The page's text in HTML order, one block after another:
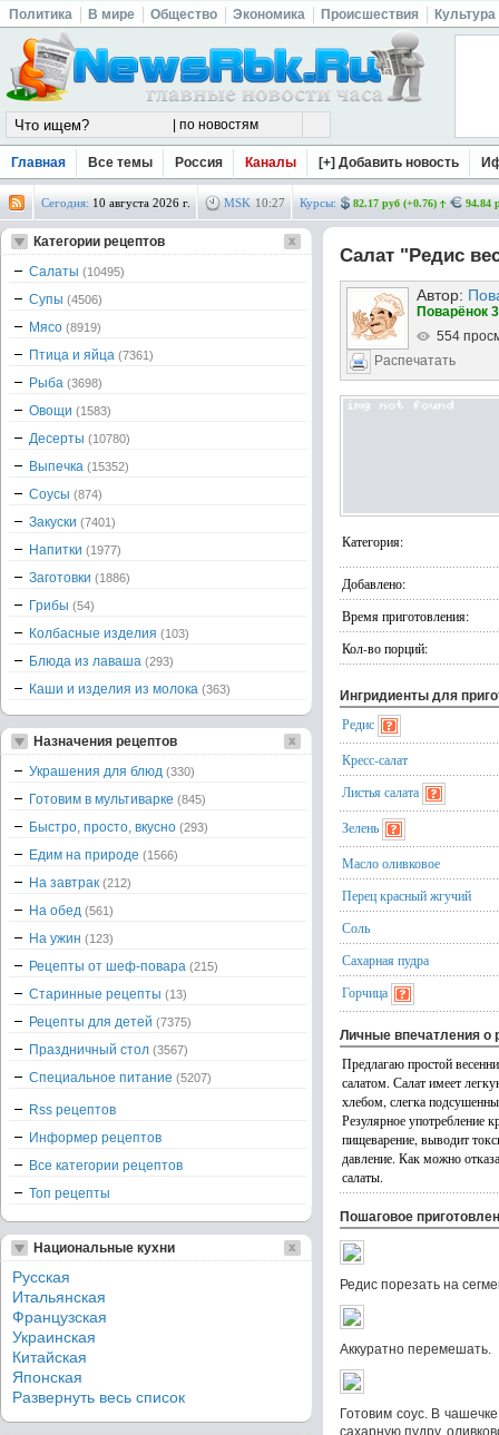
Политика В мире Общество Экономика Происшествия Культура
Главная Все темы Россия Каналы [+] Добавить новость
Сегодня: 10 августа 2026 г. MSK 10:27 Курсы: 82.17 руб (+0.76) 94.84
Салат "Редис
Автор:
Поварёнок
554
Распечатать
Категория:
Добавлено:
Время приготовления:
Кол-во порций:
Ингридиенты для
Редис
Кресс-салат
Листья салата
Зелень
Масло оливковое
Перец красный жгучий
Соль
Сахарная пудра
Горчица
Личные впечатления о
Предлагаю простой
салатом. Салат имеет
хлебом, слегка
Резулярное употребление
пищеварение, выводит
давление. Как можно
салаты.
Пошаговое
Редис порезать на
Аккуратно перемешать.
Готовим соус. В
сахарную пудру,
Категории рецептов
Салаты (10495)
Супы (4506)
Мясо (8919)
Птица и яйца (7361)
Рыба (3698)
Овощи (1583)
Десерты (10780)
Выпечка (15352)
Соусы (874)
Закуски (7401)
Напитки (1977)
Заготовки (1886)
Грибы (54)
Колбасные изделия (103)
Блюда из лаваша (293)
Каши и изделия из молока (363)
Назначения рецептов
Украшения для блюд (330)
Готовим в мультиварке (845)
Быстро, просто, вкусно (293)
Едим на природе (1566)
На завтрак (212)
На обед (561)
На ужин (123)
Рецепты от шеф-повара (215)
Старинные рецепты (13)
Рецепты для детей (7375)
Праздничный стол (3567)
Специальное питание (5207)
Rss рецептов
Информер рецептов
Все категории рецептов
Топ рецепты
Национальные кухни
Русская
Итальянская
Французская
Украинская
Китайская
Японская
Развернуть весь список